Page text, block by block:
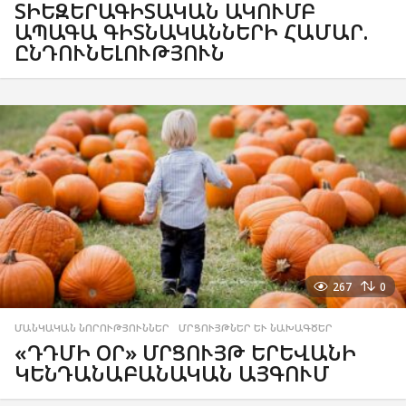
ՏԻԵԶԵՐԱԳԻՏԱԿԱՆ ԱԿՈՒՄԲ
ԱՊԱԳԱ ԳԻՏՆԱԿԱՆՆԵՐԻ ՀԱՄԱՐ.
ԸՆԴՈՒՆԵԼՈՒԹՅՈՒՆ
267 0
ՄԱՆԿԱԿԱՆ ՆՈՐՈՒԹՅՈՒՆՆԵՐ ,ՄՐՑՈՒՅԹՆԵՐ ԵՒ ՆԱԽԱԳԾԵՐ
«ԴԴՄԻ ՕՐ» ՄՐՑՈՒՅԹ ԵՐԵՎԱՆԻ
ԿԵՆԴԱՆԱԲԱՆԱԿԱՆ ԱՅԳՈՒՄ